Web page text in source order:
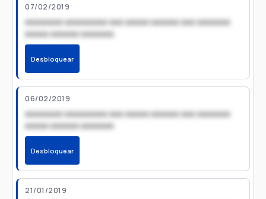
07/02/2019
xxxxxxxx xxxxxxxxx xxx xxxxx xxxxxx xxx xxxxxxx
xxxxx xxxxxx xxxxxxx
Desbloquear
06/02/2019
xxxxxxxx xxxxxxxxx xxx xxxxx xxxxxx xxx xxxxxxx
xxxxx xxxxxx xxxxxxx
Desbloquear
21/01/2019